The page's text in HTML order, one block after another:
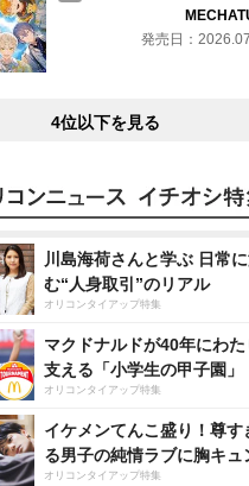
発売日：
4位以下を見る
川島海荷さんと学ぶ 日常
む“人身取引”のリアル
オリコンタイアップ特集
マクドナルドが40年にわた
支える「小学生の甲子園」
オリコンタイアップ特集
イケメンてんこ盛り！尊す
る男子の純情ラブに胸キュ
オリコンタイアップ特集